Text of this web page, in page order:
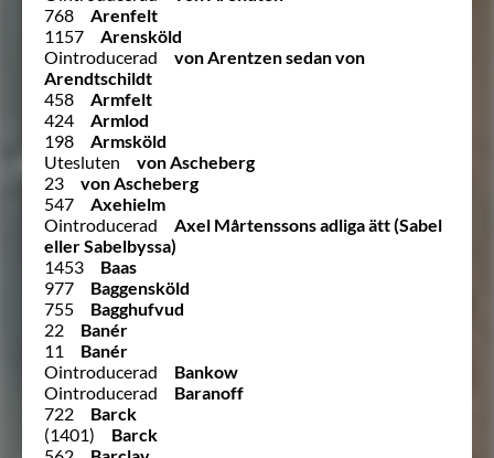
768
Arenfelt
1157
Arensköld
Ointroducerad
von Arentzen sedan von
Arendtschildt
458
Armfelt
424
Armlod
198
Armsköld
Utesluten
von Ascheberg
23
von Ascheberg
547
Axehielm
Ointroducerad
Axel Mårtenssons adliga ätt (Sabel
eller Sabelbyssa)
1453
Baas
977
Baggensköld
755
Bagghufvud
22
Banér
11
Banér
Ointroducerad
Bankow
Ointroducerad
Baranoff
722
Barck
(1401)
Barck